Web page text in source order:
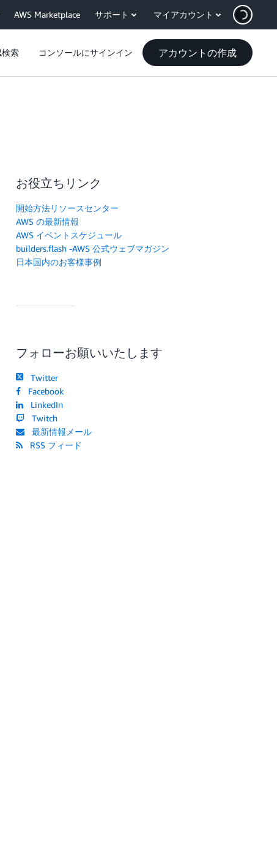
AWS Marketplace サポート マイアカウント
検索 コンソールにサインイン アカウントの作成
お役立ちリンク
開始方法リソースセンター
AWS の最新情報
AWS イベントスケジュール
builders.flash -AWS 公式ウェブマガジン
日本国内のお客様事例
フォローお願いいたします
Twitter
Facebook
LinkedIn
Twitch
最新情報メール
RSS フィード